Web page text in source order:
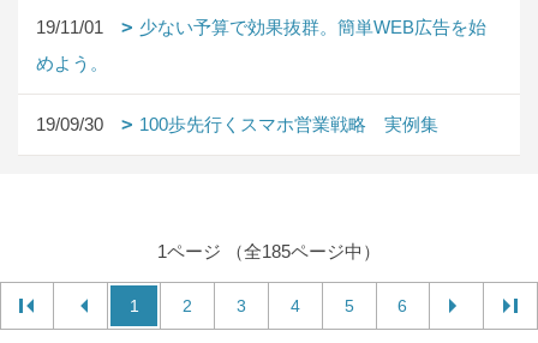
19/11/01
少ない予算で効果抜群。簡単WEB広告を始
めよう。
19/09/30 100歩先行くスマホ営業戦略 実例集
1ページ （全185ページ中）
1 2 3 4 5 6